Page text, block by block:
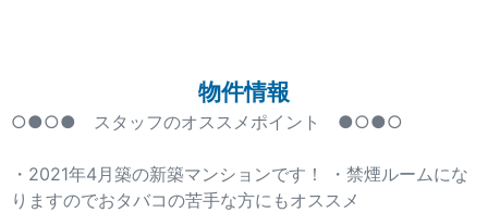
物件情報
○●○● スタッフのオススメポイント ●○●○
・2021年4月築の新築マンションです！ ・禁煙ルームにな
りますのでおタバコの苦手な方にもオススメ